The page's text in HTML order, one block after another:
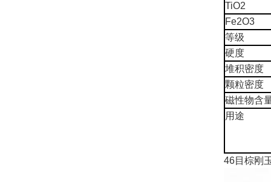
TiO2
Fe2O3
等级
硬度
堆积密度
颗粒密度
磁性物含
用途
46目棕刚